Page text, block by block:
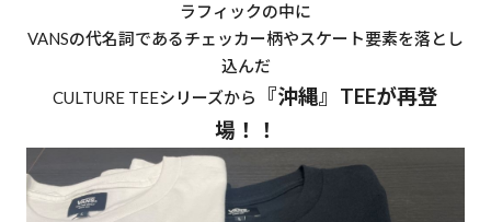
ラフィックの中に
VANSの代名詞であるチェッカー柄やスケート要素を落とし
込んだ
CULTURE TEEシリーズから
『沖縄』TEEが再登
場！！